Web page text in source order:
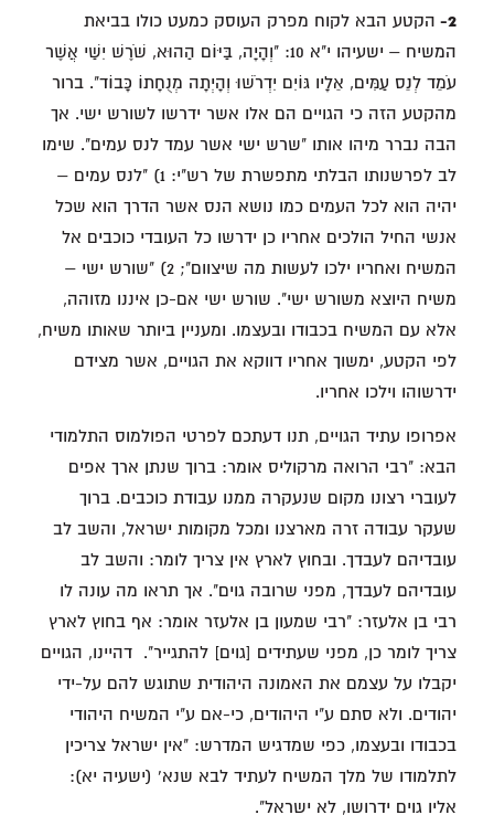
2- הקטע הבא לקוח מפרק העוסק כמעט כולו בביאת
המשיח – ישעיהו י"א 10: "וְהָיָה, בַּיּוֹם הַהוּא, שֹׁרֶשׁ יִשַׁי אֲשֶׁר
עֹמֵד לְנֵס עַמִּים, אֵלָיו גּוֹיִם יִדְרֹשׁוּ וְהָיְתָה מְנֻחָתוֹ כָּבוֹד". ברור
מהקטע הזה כי הגויים הם אלו אשר ידרשו לשורש ישי. אך
הבה נברר מיהו אותו "שרש ישי אשר עמד לנס עמים". שימו
לב לפרשנותו הבלתי מתפשרת של רש"י: 1) "לנס עמים –
יהיה הוא לכל העמים כמו נושא הנס אשר הדרך הוא שכל
אנשי החיל הולכים אחריו כן ידרשו כל העובדי כוכבים אל
המשיח ואחריו ילכו לעשות מה שיצוום"; 2) "שורש ישי –
משיח היוצא משורש ישי". שורש ישי אם-כן איננו מזוהה,
אלא עם המשיח בכבודו ובעצמו. ומעניין ביותר שאותו משיח,
לפי הקטע, ימשוך אחריו דווקא את הגויים, אשר מצידם
ידרשוהו וילכו אחריו.
אפרופו עתיד הגויים, תנו דעתכם לפרטי הפולמוס התלמודי
הבא: "רבי הרואה מרקוליס אומר: ברוך שנתן ארך אפים
לעוברי רצונו מקום שנעקרה ממנו עבודת כוכבים. ברוך
שעקר עבודה זרה מארצנו ומכל מקומות ישראל, והשב לב
עובדיהם לעבדך. ובחוץ לארץ אין צריך לומר: והשב לב
עובדיהם לעבדך, מפני שרובה גוים". אך תראו מה עונה לו
רבי בן אלעזר: "רבי שמעון בן אלעזר אומר: אף בחוץ לארץ
צריך לומר כן, מפני שעתידים [גוים] להתגייר". דהיינו, הגויים
יקבלו על עצמם את האמונה היהודית שתוגש להם על-ידי
יהודים. ולא סתם ע"י היהודים, כי-אם ע"י המשיח היהודי
בכבודו ובעצמו, כפי שמדגיש המדרש: "אין ישראל צריכין
לתלמודו של מלך המשיח לעתיד לבא שנא' (ישעיה יא):
אליו גוים ידרושו, לא ישראל".